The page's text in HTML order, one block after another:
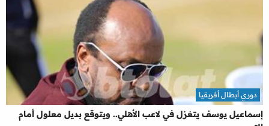
إسماعيل يوسف يتغزل في لاعب الأهلي.. ويتوقع بديل معلول أمام
دوري أبطال أفريقيا